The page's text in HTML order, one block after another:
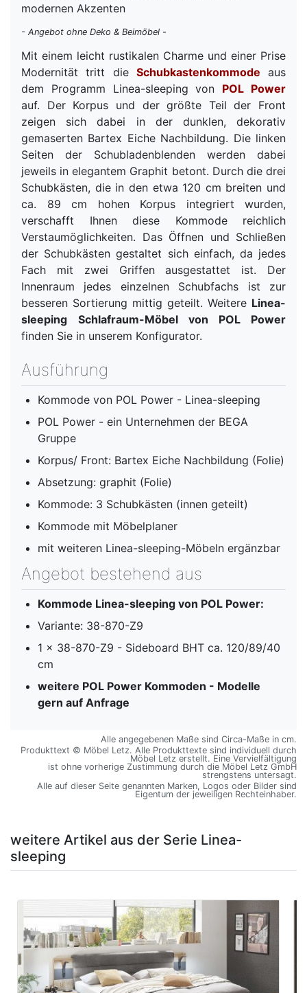
modernen Akzenten
- Angebot ohne Deko & Beimöbel -
Mit einem leicht rustikalen Charme und einer Prise
Modernität tritt die Schubkastenkommode aus
dem Programm Linea-sleeping von POL Power
auf. Der Korpus und der größte Teil der Front
zeigen sich dabei in der dunklen, dekorativ
gemaserten Bartex Eiche Nachbildung. Die linken
Seiten der Schubladenblenden werden dabei
jeweils in elegantem Graphit betont. Durch die drei
Schubkästen, die in den etwa 120 cm breiten und
ca. 89 cm hohen Korpus integriert wurden,
verschafft Ihnen diese Kommode reichlich
Verstaumöglichkeiten. Das Öffnen und Schließen
der Schubkästen gestaltet sich einfach, da jedes
Fach mit zwei Griffen ausgestattet ist. Der
Innenraum jedes einzelnen Schubfachs ist zur
besseren Sortierung mittig geteilt. Weitere Linea-
sleeping
Schlafraum-Möbel von POL Power
finden Sie in unserem Konfigurator.
Ausführung
Kommode von POL Power - Linea-sleeping
POL Power - ein Unternehmen der BEGA
Gruppe
Korpus/ Front: Bartex Eiche Nachbildung (Folie)
Absetzung: graphit (Folie)
Kommode: 3 Schubkästen (innen geteilt)
Kommode mit Möbelplaner
mit weiteren Linea-sleeping-Möbeln ergänzbar
Angebot bestehend aus
Kommode Linea-sleeping von POL Power:
Variante: 38-870-Z9
1 x 38-870-Z9 - Sideboard BHT ca. 120/89/40
cm
weitere POL Power Kommoden - Modelle
gern auf Anfrage
Alle angegebenen Maße sind Circa-Maße in cm.
Produkttext © Möbel Letz. Alle Produkttexte sind individuell durch
Möbel Letz erstellt. Eine Vervielfältigung
ist ohne vorherige Zustimmung durch die Möbel Letz GmbH
strengstens untersagt.
Alle auf dieser Seite genannten Marken, Logos oder Bilder sind
Eigentum der jeweiligen Rechteinhaber.
weitere Artikel aus der Serie Linea-
sleeping